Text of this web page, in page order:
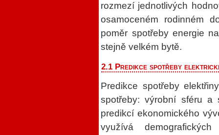
rozmezí jednotlivých
osamoceném rodinném
poměr spotřeby energie
stejně velkém bytě.
2.1 Predikce spotřeby
Predikce spotřeby
spotřeby: výrobní sféru a
predikcí ekonomického
využívá